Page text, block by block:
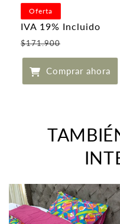
habitual
Oferta
IVA 19% Incluido
$171.900
de
oferta
Comprar ahora